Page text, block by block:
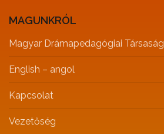
MAGUNKRÓL
Magyar Drámapedagógiai Társaság
English – angol
Kapcsolat
Vezetőség